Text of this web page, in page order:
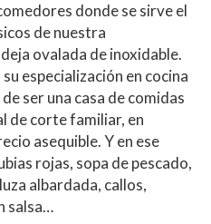
donde se sirve el
de nuestra
ovalada de inoxidable.
especialización en cocina
ser una casa de comidas
de corte familiar, en
asequible. Y en ese
rojas, sopa de pescado,
albardada, callos,
salsa…